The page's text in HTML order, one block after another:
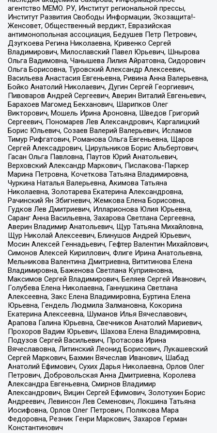
агентство МЕМО. РУ, Институт региональной прессы,
Институт Развития Свободы Информации, Экозащита!-
Женсовет, Общественный вердикт, Евразийская
антимонопольная ассоциация, Бедушев Петр Петрович,
Дзугкоева Регина Николаевна, Кривенко Сергей
Владимирович, Милославский Павел Юрьевич, Шнырова
Ольга Вадимовна, Чанышева Лилия Айратовна, Сидорович
Ольга Борисовна, Туровский Александр Алексеевич,
Васильева Анастасия Евгеньевна, Ривина Анна Валерьевна,
Бойко Анатолий Николаевич, Дугин Сергей Георгиевич,
Пивоваров Андрей Сергеевич, Аверин Виталий Евгеньевич,
Барахоев Магомед Бекханович, Шарипков Олег
Викторович, Мошель Ирина Ароновна, Шведов Григорий
Сергеевич, Пономарев Лев Александрович, Каргалицкий
Борис Юльевич, Созаев Валерий Валерьевич, Исламов
Тимур Рифгатович, Романова Ольга Евгеньевна, Щаров
Сергей Алексадрович, Цирульников Борис Альбертович,
Гасан Ольга Павловна, Паутов Юрий Анатольевич,
Верховский Александр Маркович, Пислакова-Паркер
Марина Петровна, Кочеткова Татьяна Владимировна,
Чуркина Наталья Валерьевна, Акимова Татьяна
Николаевна, Золотарева Екатерина Александровна,
Рачинский Ян Збигневич, Жемкова Елена Борисовна,
Гудков Лев Дмитриевич, Илларионова Юлия Юрьевна,
Саранг Анна Васильевна, Захарова Светлана Сергеевна,
Аверин Владимир Анатольевич, Щур Татьяна Михайловна,
Щур Николай Алексеевич, Блинушов Андрей Юрьевич,
Мосин Алексей Геннадьевич, Гефтер Валентин Михайлович,
Симонов Алексей Кириллович, Флиге Ирина Анатольевна,
Мельникова Валентина Дмитриевна, Вититинова Елена
Владимировна, Баженова Светлана Куприяновна,
Максимов Сергей Владимирович, Беляев Сергей Иванович,
Голубева Елена Николаевна, Ганнушкина Светлана
Алексеевна, Закс Елена Владимировна, Буртина Елена
Юрьевна, Гендель Людмила Залмановна, Кокорина
Екатерина Алексеевна, Шуманов Илья Вячеславович,
Арапова Галина Юрьевна, Свечников Анатолий Мариевич,
Прохоров Вадим Юрьевич, Шахова Елена Владимировна,
Подузов Сергей Васильевич, Протасова Ирина
Вячеславовна, Литинский Леонид Борисович, Лукашевский
Сергей Маркович, Бахмин Вячеслав Иванович, Шабад
Анатолий Ефимович, Сухих Дарья Николаевна, Орлов Олег
Петрович, Добровольская Анна Дмитриевна, Королева
Александра Евгеньевна, Смирнов Владимир
Александрович, Вицин Сергей Ефимович, Золотухин Борис
Андреевич, Левинсон Лев Семенович, Локшина Татьяна
Иосифовна, Орлов Олег Петрович, Полякова Мара
Федоровна, Резник Генри Маркович, Захаров Герман
Константинович